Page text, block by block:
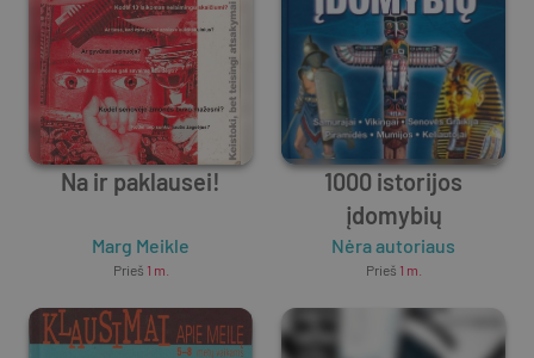
Na ir paklausei!
Marg Meikle
Prieš 1 m.
1000 istorijos
įdomybių
Nėra autoriaus
Prieš 1 m.